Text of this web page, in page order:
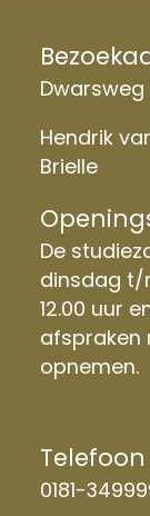
Dwarsweg
Hendrik
Brielle
De
dinsdag t/
12.00 uur
afspraken
opnemen.
Telefoon
0181-